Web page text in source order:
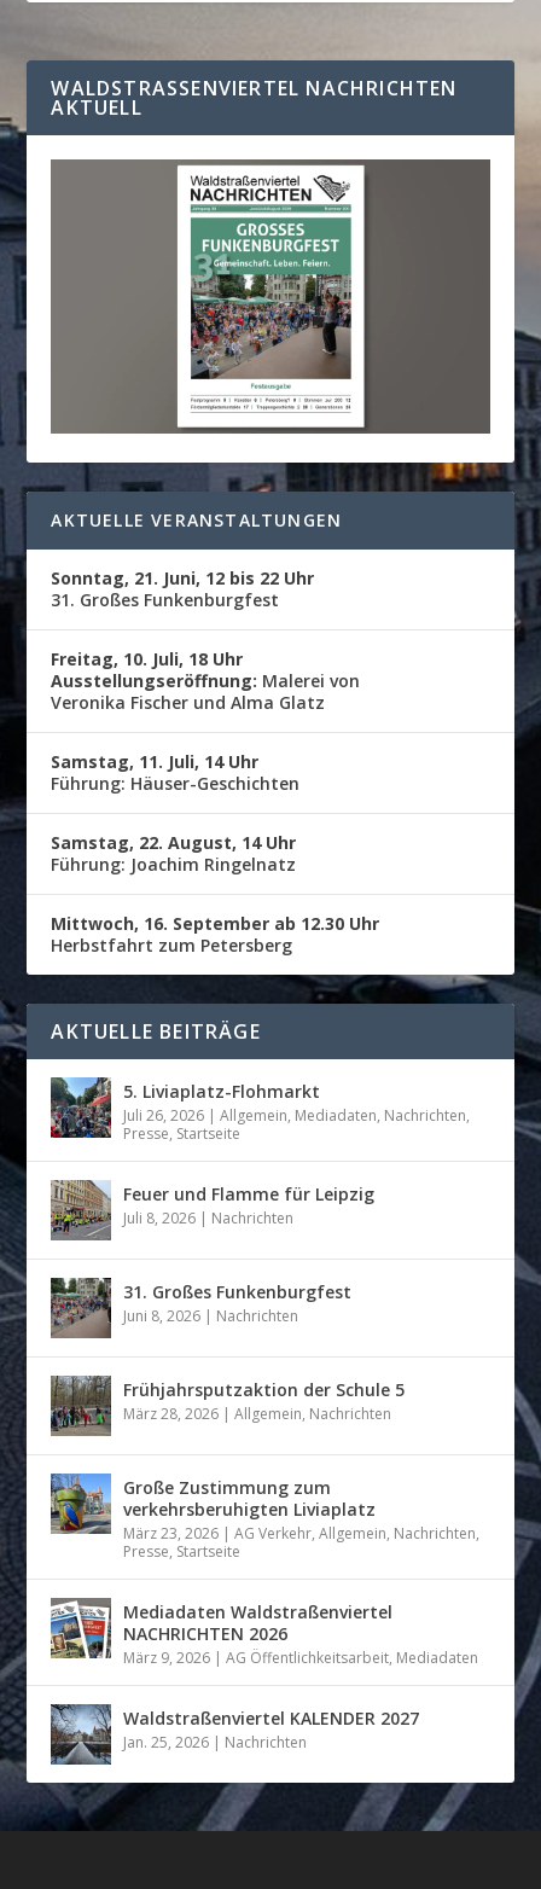
WALDSTRASSENVIERTEL NACHRICHTEN A
KTUELL
AKTUELLE VERANSTALTUNGEN
Sonntag, 21. Juni, 12 bis 22 Uhr
31. Großes Funkenburgfest
Freitag, 10. Juli, 18 Uhr
Ausstellungseröffnung: Malerei von
Veronika Fischer und Alma Glatz
Samstag, 11. Juli, 14 Uhr
Führung: Häuser-Geschichten
Samstag, 22. August, 14 Uhr
Führung: Joachim Ringelnatz
Mittwoch, 16. September ab 12.30 Uhr
Herbstfahrt zum Petersberg
AKTUELLE BEITRÄGE
5. Liviaplatz-Flohmarkt
Juli 26, 2026 |Allgemein, Mediadaten, Nachrichten,
Presse, Startseite
Feuer und Flamme für Leipzig
Juli 8, 2026 | Nachrichten
31. Großes Funkenburgfest
Juni 8, 2026 | Nachrichten
Frühjahrsputzaktion der Schule 5
März 28, 2026 |Allgemein, Nachrichten
Große Zustimmung zum
verkehrsberuhigten Liviaplatz
März 23, 2026 |AG Verkehr,Allgemein, Nachrichten,
Presse, Startseite
Mediadaten Waldstraßenviertel
NACHRICHTEN 2026
März 9, 2026 |AG Öffentlichkeitsarbeit, Mediadaten
Waldstraßenviertel KALENDER 2027
Jan. 25, 2026 | Nachrichten